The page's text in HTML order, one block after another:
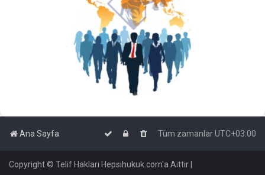
Ana Sayfa Tüm zamanlarUTC+03:00
Copyright © Telif Hakları Hepsihukuk.com'a Aittir |